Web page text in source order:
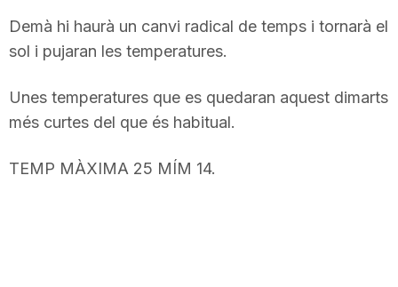
Demà hi haurà un canvi radical de temps i tornarà el
sol i pujaran les temperatures.
Unes temperatures que es quedaran aquest dimarts
més curtes del que és habitual.
TEMP MÀXIMA 25 MÍM 14.